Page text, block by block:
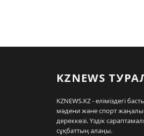
KZNEWS
KZNEWS.KZ - еліміздегі
мәдени және спорт
дереккөзі. Үздік
сұқбаттың алаңы.